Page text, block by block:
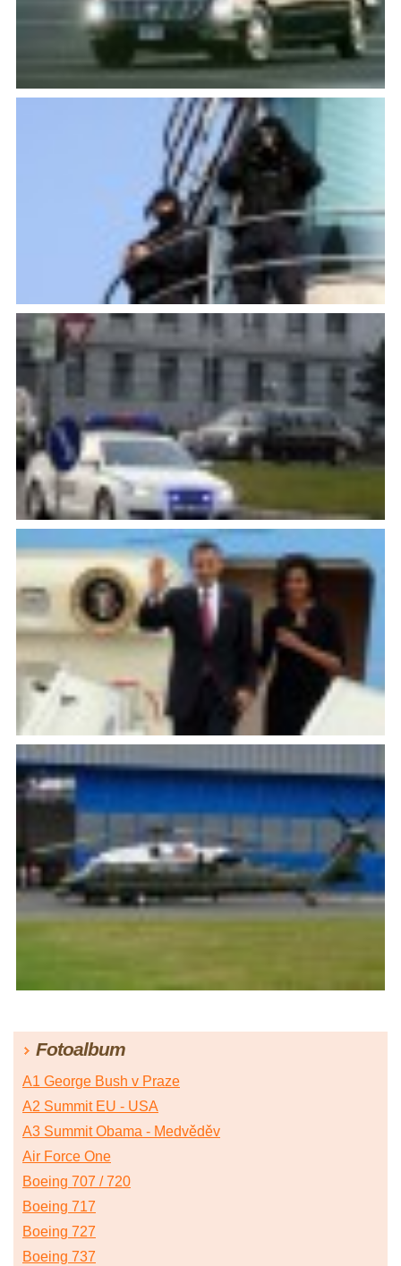
Fotoalbum
A1 George Bush v Praze
A2 Summit EU - USA
A3 Summit Obama - Medvěděv
Air Force One
Boeing 707 / 720
Boeing 717
Boeing 727
Boeing 737